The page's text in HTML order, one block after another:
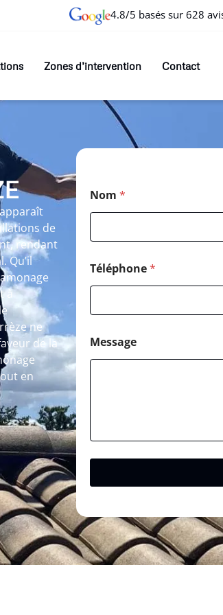
4.8/5 basés sur 628
Zones d’intervention Contact
de
rendant
Qu’il
à
ne
de la
en
Nom *
Téléphone*
Message